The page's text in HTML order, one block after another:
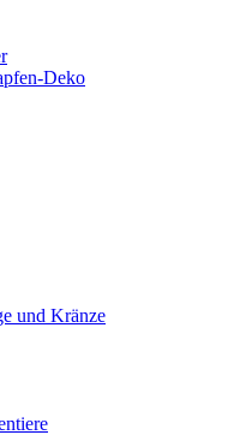
Deko
und Kränze